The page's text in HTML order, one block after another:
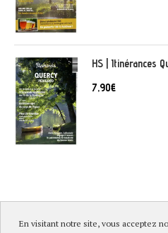
En visitant notre site, vous acceptez
HS | Itinérances
7,90€
© DireLot 2019 |Mentions légales